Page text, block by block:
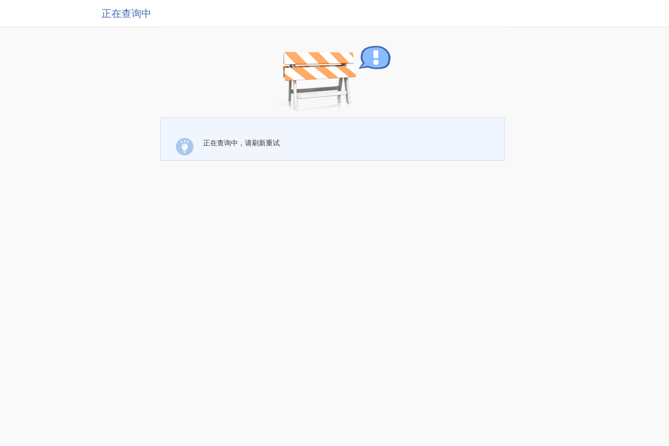
正在查询中
正在查询中，请刷新重试